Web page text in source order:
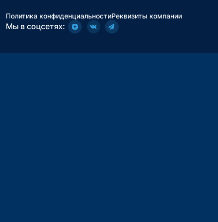
Политика конфиденциальностиРеквизиты компании
Мы в соцсетях: